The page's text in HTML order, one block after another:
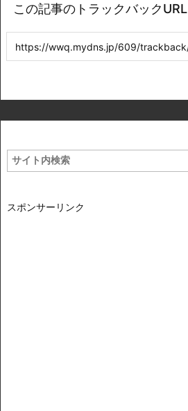
この記事のトラックバックURL
スポンサーリンク